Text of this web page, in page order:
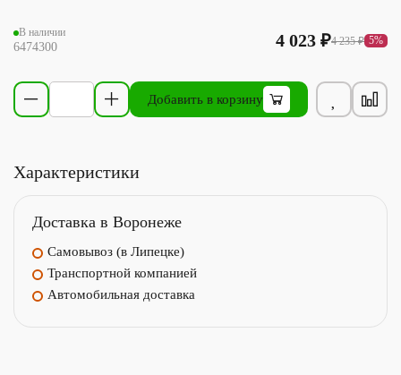
В наличии
6474300 4 023 ₽4 235 ₽ 5%
Добавить в корзину
Характеристики
Доставка в Воронеже
Самовывоз (в Липецке)
Транспортной компанией
Автомобильная доставка